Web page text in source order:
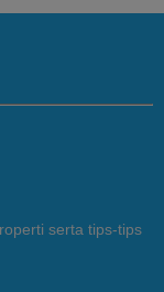
serta tips-tips